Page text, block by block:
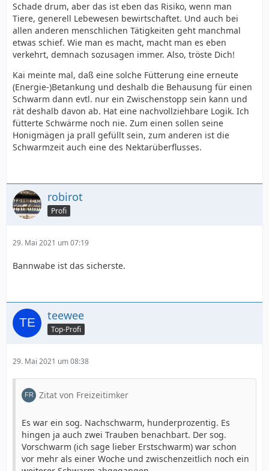
Schade drum, aber das ist eben das Risiko, wenn man
Tiere, generell Lebewesen bewirtschaftet. Und auch bei
allen anderen menschlichen Tätigkeiten geht manchmal
etwas schief. Wie man es macht, macht man es eben
verkehrt, demnach sozusagen immer. Also, tröste Dich!
Kai meinte mal, daß eine solche Fütterung eine erneute
(Energie-)Betankung und deshalb die Behausung für einen
Schwarm dann evtl. nur ein Zwischenstopp sein kann und
rät deshalb davon ab. Hat eine nachvollziehbare Logik. Ich
fütterte Schwärme noch nie. Zum einen sollen seine
Honigmägen ja prall gefüllt sein, zum anderen ist die
Schwarmzeit auch eine des Nektarüberflusses.
robirot
Profi
29. Mai 2021 um 07:19
Bannwabe ist das sicherste.
teewee
Top-Profi
29. Mai 2021 um 08:38
Zitat von Freizeitimker
Es war ein sog. Nachschwarm, hunderprozentig. Es
hingen ja auch zwei Trauben benachbart. Der sog.
Vorschwarm (ich sage lieber Erstschwarm) war schon
vor mehr als einer Woche und zwischenzeitlich noch ein